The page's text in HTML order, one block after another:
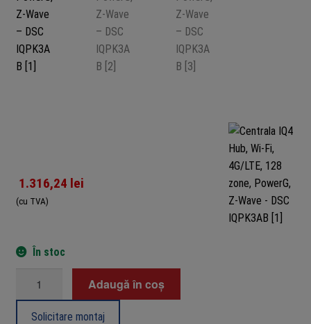
1.316,24 lei
(cu TVA)
În stoc
Adaugă în coș
Solicitare montaj